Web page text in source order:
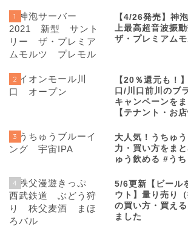
1
【4/26発売】神
上最高超音波振
ザ・プレミアムモ
2
【20％還元も！
口/川口前川のブ
キャンペーンを
【テナント・お店
3
大人気！うちゅ
力・買い方をま
ゅう飲める #うち
4
5/6更新【ビール
ウト】量り売り
の買い方・買え
ました